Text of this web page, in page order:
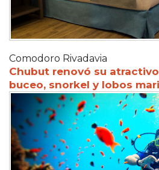
Comodoro Rivadavia
Chubut renovó su
buceo, snorkel y lobos